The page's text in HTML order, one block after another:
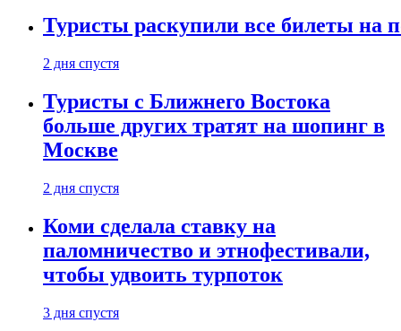
Туристы раскупили все билеты на
2 дня спустя
Туристы с Ближнего Востока
больше других тратят на шопинг в
Москве
2 дня спустя
Коми сделала ставку на
паломничество и этнофестивали,
чтобы удвоить турпоток
3 дня спустя